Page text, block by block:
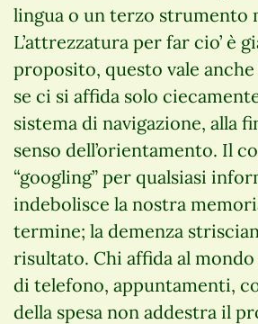
lingua o un terzo strumento
L’attrezzatura per far cio’ è
proposito, questo vale
se ci si affida solo
sistema di navigazione, alla
senso dell’orientamento. Il
“googling” per qualsiasi
indebolisce la nostra
termine; la demenza
risultato. Chi affida al
di telefono, appuntamenti,
della spesa non addestra il